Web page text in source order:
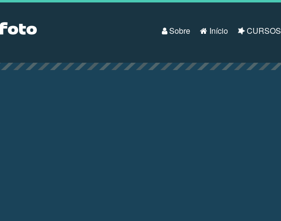
Pular para o conteúdo
Sobre Início CURSOS